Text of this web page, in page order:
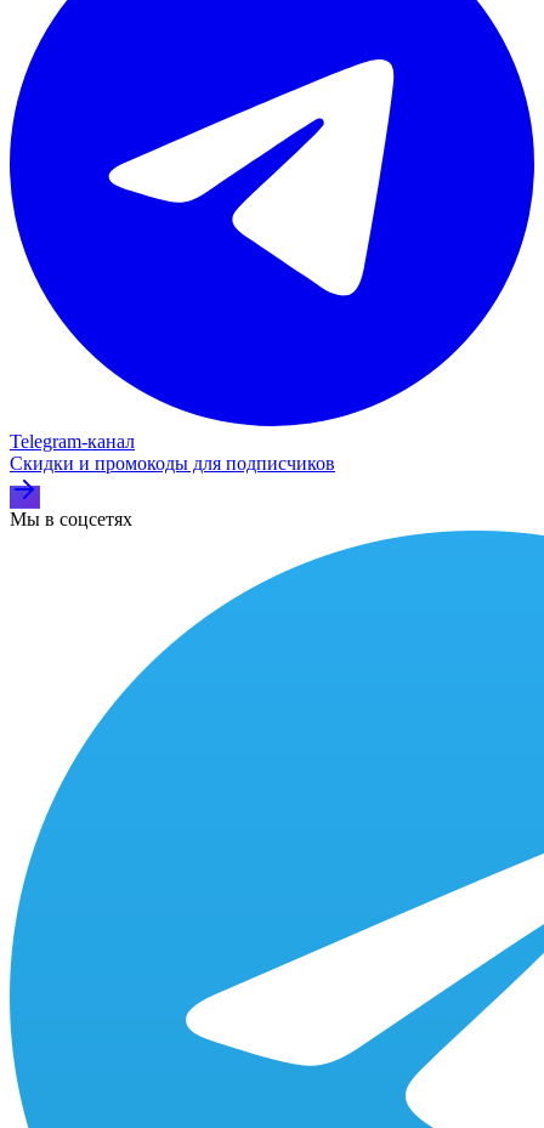
Telegram‑канал
Скидки и промокоды для подписчиков
Мы в соцсетях